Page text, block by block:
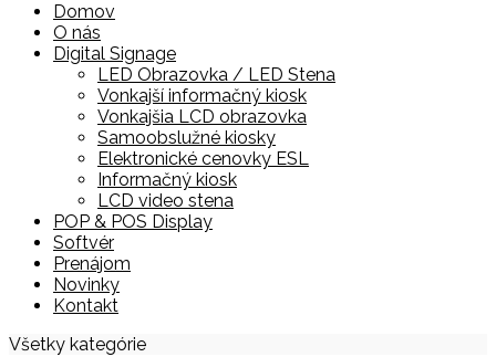
Domov
O nás
Digital Signage
LED Obrazovka / LED Stena
Vonkajší informačný kiosk
Vonkajšia LCD obrazovka
Samoobslužné kiosky
Elektronické cenovky ESL
Informačný kiosk
LCD video stena
POP & POS Display
Softvér
Prenájom
Novinky
Kontakt
Všetky kategórie